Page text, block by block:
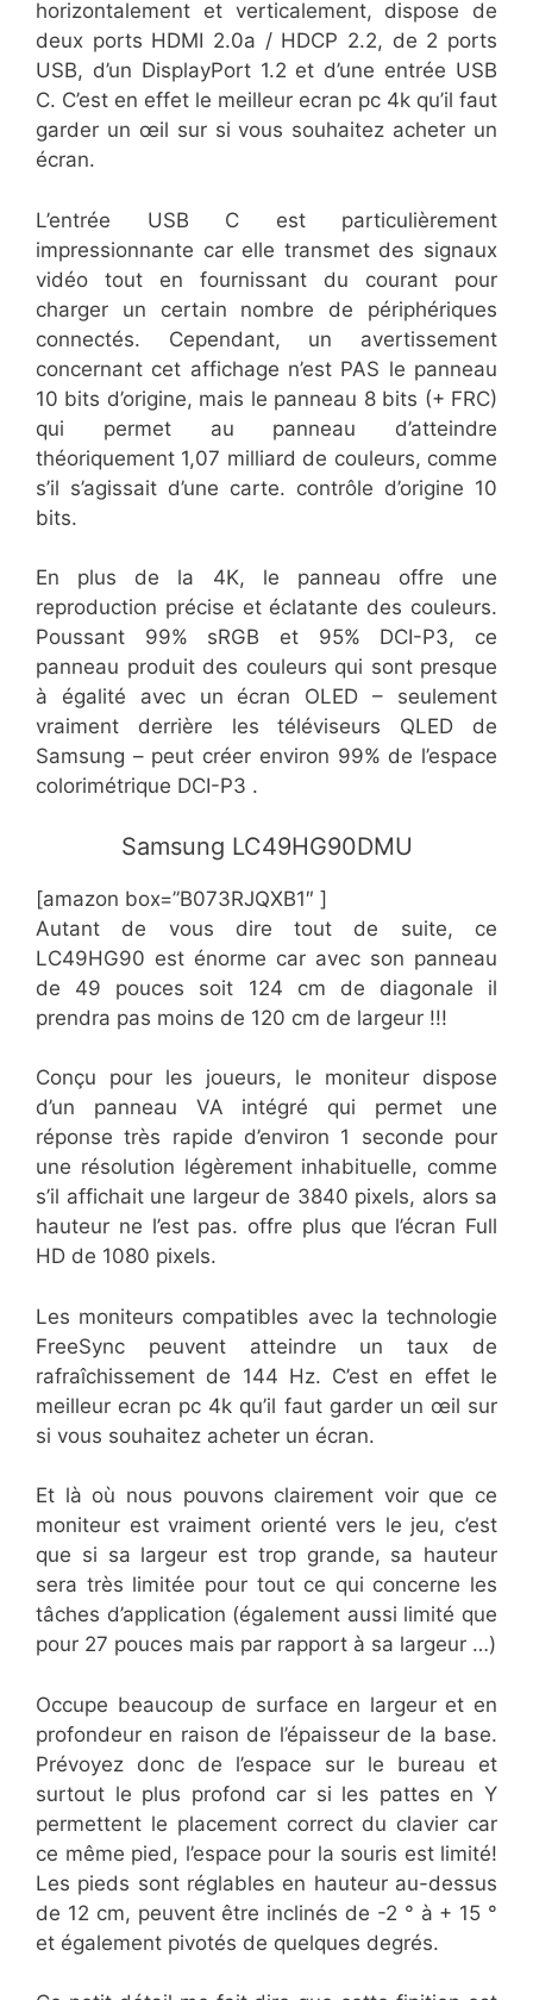
horizontalement et verticalement, dispose de
deux ports HDMI 2.0a / HDCP 2.2, de 2 ports
USB, d’un DisplayPort 1.2 et d’une entrée USB
C. C’est en effet le meilleur ecran pc 4k qu’il faut
garder un œil sur si vous souhaitez acheter un
écran.
L’entrée USB C est particulièrement
impressionnante car elle transmet des signaux
vidéo tout en fournissant du courant pour
charger un certain nombre de périphériques
connectés. Cependant, un avertissement
concernant cet affichage n’est PAS le panneau
10 bits d’origine, mais le panneau 8 bits (+ FRC)
qui permet au panneau d’atteindre
théoriquement 1,07 milliard de couleurs, comme
s’il s’agissait d’une carte. contrôle d’origine 10
bits.
En plus de la 4K, le panneau offre une
reproduction précise et éclatante des couleurs.
Poussant 99% sRGB et 95% DCI-P3, ce
panneau produit des couleurs qui sont presque
à égalité avec un écran OLED – seulement
vraiment derrière les téléviseurs QLED de
Samsung – peut créer environ 99% de l’espace
colorimétrique DCI-P3 .
​​Samsung LC49HG90DMU
[amazon box=”​​B073RJQXB1″ ]
Autant de vous dire tout de suite, ce
LC49HG90 est énorme car avec son panneau
de 49 pouces soit 124 cm de diagonale il
prendra pas moins de 120 cm de largeur !!!
Conçu pour les joueurs, le moniteur dispose
d’un panneau VA intégré qui permet une
réponse très rapide d’environ 1 seconde pour
une résolution légèrement inhabituelle, comme
s’il affichait une largeur de 3840 pixels, alors sa
hauteur ne l’est pas. offre plus que l’écran Full
HD de 1080 pixels.
Les moniteurs compatibles avec la technologie
FreeSync peuvent atteindre un taux de
rafraîchissement de 144 Hz. C’est en effet le
meilleur ecran pc 4k qu’il faut garder un œil sur
si vous souhaitez acheter un écran.
Et là où nous pouvons clairement voir que ce
moniteur est vraiment orienté vers le jeu, c’est
que si sa largeur est trop grande, sa hauteur
sera très limitée pour tout ce qui concerne les
tâches d’application (également aussi limité que
pour 27 pouces mais par rapport à sa largeur …)
Occupe beaucoup de surface en largeur et en
profondeur en raison de l’épaisseur de la base.
Prévoyez donc de l’espace sur le bureau et
surtout le plus profond car si les pattes en Y
permettent le placement correct du clavier car
ce même pied, l’espace pour la souris est limité!
Les pieds sont réglables en hauteur au-dessus
de 12 cm, peuvent être inclinés de -2 ° à + 15 °
et également pivotés de quelques degrés.